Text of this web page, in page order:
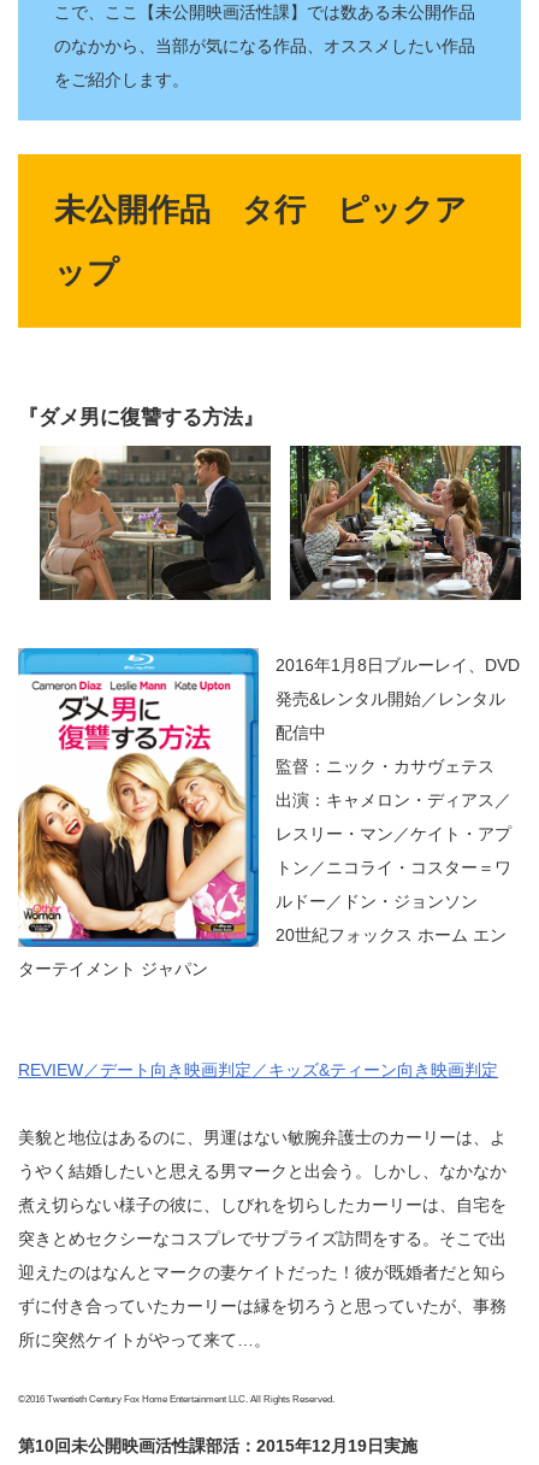
こで、ここ【未公開映画活性課】では数ある未公開作品
のなかから、当部が気になる作品、オススメしたい作品
をご紹介します。
未公開作品 タ行 ピックア
ップ
『ダメ男に復讐する方法』
2016年1月8日ブルーレイ、DVD
発売&レンタル開始／レンタル
配信中
監督：ニック・カサヴェテス
出演：キャメロン・ディアス／
レスリー・マン／ケイト・アプ
トン／ニコライ・コスター＝ワ
ルドー／ドン・ジョンソン
20世紀フォックス ホーム エン
ターテイメント ジャパン
REVIEW／デート向き映画判定／キッズ&ティーン向き映画判定
美貌と地位はあるのに、男運はない敏腕弁護士のカーリーは、よ
うやく結婚したいと思える男マークと出会う。しかし、なかなか
煮え切らない様子の彼に、しびれを切らしたカーリーは、自宅を
突きとめセクシーなコスプレでサプライズ訪問をする。そこで出
迎えたのはなんとマークの妻ケイトだった！彼が既婚者だと知ら
ずに付き合っていたカーリーは縁を切ろうと思っていたが、事務
所に突然ケイトがやって来て…。
©2016 Twentieth Century Fox Home Entertainment LLC. All Rights Reserved.
第10回未公開映画活性課部活：2015年12月19日実施